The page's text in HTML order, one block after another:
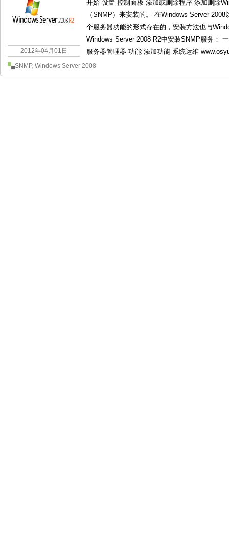
2012年04月01日
开始-设置-控制面板-添加或删除程序-添加删除
（SNMP）来安装的。 在Windows Server
个服务器功能的形式存在的，安装方法也与
Windows Server 2008 R2中安装SNMP服务：
服务器管理器-功能-添加功能 系统运维
SNMP, Windows Server 2008